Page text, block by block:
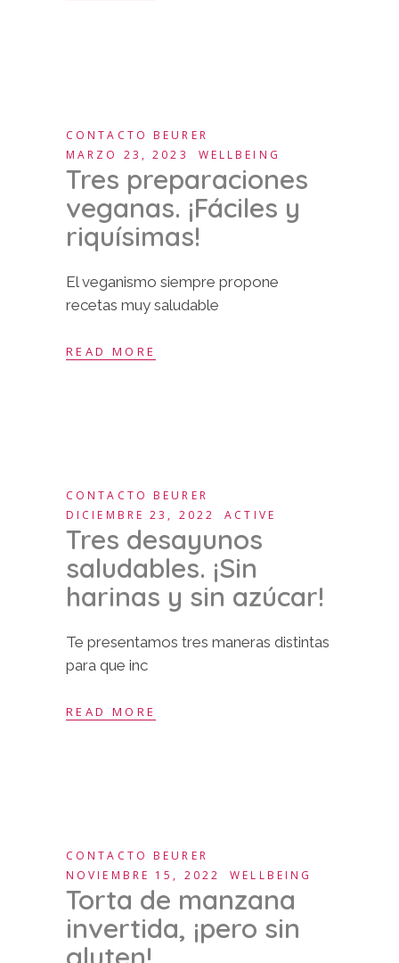
CONTACTO BEURER
MARZO 23, 2023
WELLBEING
Tres preparaciones
veganas. ¡Fáciles y
riquísimas!
El veganismo siempre propone
recetas muy saludable
READ MORE
CONTACTO BEURER
DICIEMBRE 23, 2022
ACTIVE
Tres desayunos
saludables. ¡Sin
harinas y sin azúcar!
Te presentamos tres maneras distintas
para que inc
READ MORE
CONTACTO BEURER
NOVIEMBRE 15, 2022
WELLBEING
Torta de manzana
invertida, ¡pero sin